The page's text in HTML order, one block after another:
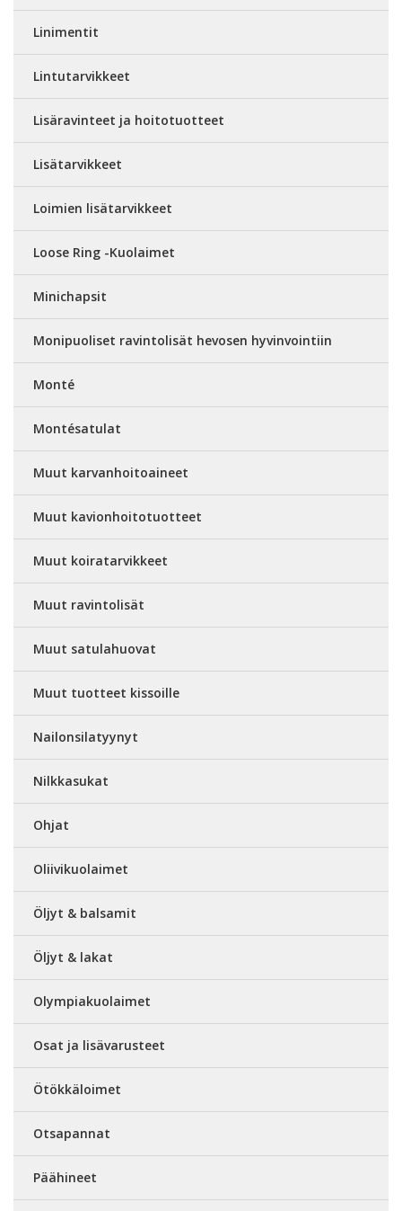
Linimentit
Lintutarvikkeet
Lisäravinteet ja hoitotuotteet
Lisätarvikkeet
Loimien lisätarvikkeet
Loose Ring -Kuolaimet
Minichapsit
Monipuoliset ravintolisät hevosen hyvinvointiin
Monté
Montésatulat
Muut karvanhoitoaineet
Muut kavionhoitotuotteet
Muut koiratarvikkeet
Muut ravintolisät
Muut satulahuovat
Muut tuotteet kissoille
Nailonsilatyynyt
Nilkkasukat
Ohjat
Oliivikuolaimet
Öljyt & balsamit
Öljyt & lakat
Olympiakuolaimet
Osat ja lisävarusteet
Ötökkäloimet
Otsapannat
Päähineet